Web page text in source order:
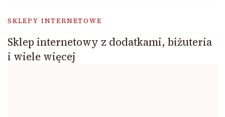
SKLEPY INTERNETOWE
Sklep internetowy z dodatkami, biżuteria
i wiele więcej